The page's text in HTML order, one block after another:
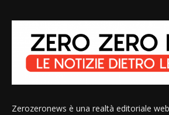
Zerozeronews è una realtà editoriale